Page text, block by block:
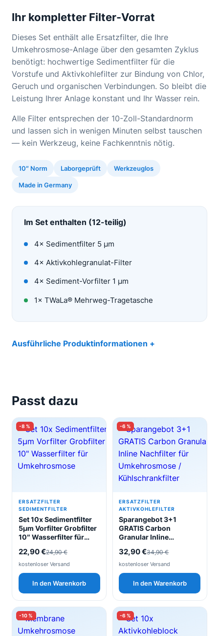
Ihr kompletter Filter-Vorrat
Dieses Set enthält alle Ersatzfilter, die Ihre
Umkehrosmose-Anlage über den gesamten Zyklus
benötigt: hochwertige Sedimentfilter für die
Vorstufe und Aktivkohlefilter zur Bindung von Chlor,
Geruch und organischen Verbindungen. So bleibt die
Leistung Ihrer Anlage konstant und Ihr Wasser rein.
Alle Filter entsprechen der 10-Zoll-Standardnorm
und lassen sich in wenigen Minuten selbst tauschen
— kein Werkzeug, keine Fachkenntnis nötig.
10″ Norm Laborgeprüft Werkzeuglos
Made in Germany
Im Set enthalten (12-teilig)
4× Sedimentfilter 5 µm
4× Aktivkohlegranulat-Filter
4× Sediment-Vorfilter 1 µm
1× TWaLa® Mehrweg-Tragetasche
Ausführliche Produktinformationen
Passt dazu
-8 %
ERSATZFILTER
SEDIMENTFILTER
Set 10x Sedimentfilter
5µm Vorfilter Grobfilter
10″ Wasserfilter für
24,90€
Ursprünglicher
Preis
war:
24,90 €
22,90€
Aktueller
Preis
ist:
22,90 €.
kostenloser Versand
In den Warenkorb
-6 %
ERSATZFILTER
AKTIVKOHLEFILTER
Sparangebot 3+1
GRATIS Carbon
Granular Inline
Umkehrosmose /
Kühlschrankfilter
34,90€
Ursprünglicher
Preis
war:
34,90 €
32,90€
Aktueller
Preis
ist:
32,90 €.
kostenloser Versand
In den Warenkorb
-10 % -6 %